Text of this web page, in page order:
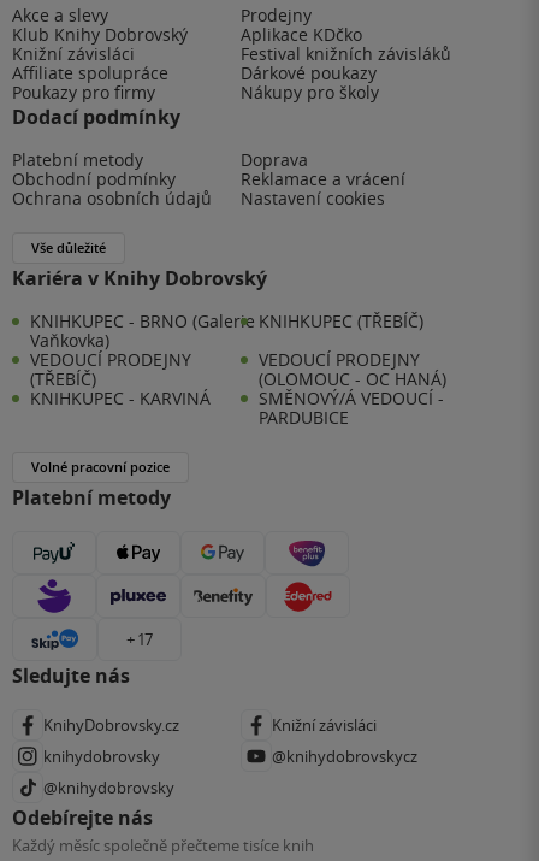
Akce a slevy
Prodejny
Klub Knihy Dobrovský
Aplikace KDčko
Knižní závisláci
Festival knižních závisláků
Affiliate spolupráce
Dárkové poukazy
Poukazy pro firmy
Nákupy pro školy
Dodací podmínky
Platební metody
Doprava
Obchodní podmínky
Reklamace a vrácení
Ochrana osobních údajů
Nastavení cookies
Vše důležité
Kariéra v Knihy Dobrovský
KNIHKUPEC - BRNO (Galerie
Vaňkovka)
KNIHKUPEC (TŘEBÍČ)
VEDOUCÍ PRODEJNY
(TŘEBÍČ)
VEDOUCÍ PRODEJNY
(OLOMOUC - OC HANÁ)
KNIHKUPEC - KARVINÁ
SMĚNOVÝ/Á VEDOUCÍ -
PARDUBICE
Volné pracovní pozice
Platební metody
+ 17
Sledujte nás
KnihyDobrovsky.cz
Knižní závisláci
knihydobrovsky
@knihydobrovskycz
@knihydobrovsky
Odebírejte nás
Každý měsíc společně přečteme tisíce knih